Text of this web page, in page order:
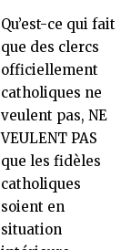
Qu’est-ce qui fait
que des clercs
officiellement
catholiques ne
veulent pas, NE
VEULENT PAS
que les fidèles
catholiques
soient en
situation